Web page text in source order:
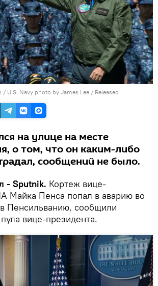
/ U.S. Navy photo by James Lee / Released
на улице на месте
о том, что он каким-либо
сообщений не было.
- Sputnik. Кортеж вице-
Майка Пенса попал в аварию во
Пенсильванию, сообщили
вице-президента.